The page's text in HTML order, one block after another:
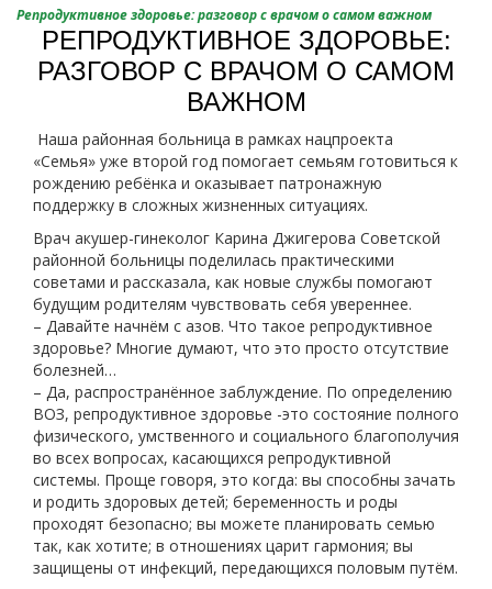
Репродуктивное здоровье: разговор с врачом о самом важном
РЕПРОДУКТИВНОЕ ЗДОРОВЬЕ:
РАЗГОВОР С ВРАЧОМ О САМОМ
ВАЖНОМ
Наша районная больница в рамках нацпроекта
«Семья» уже второй год помогает семьям готовиться к
рождению ребёнка и оказывает патронажную
поддержку в сложных жизненных ситуациях.
Врач акушер-гинеколог Карина Джигерова Советской
районной больницы поделилась практическими
советами и рассказала, как новые службы помогают
будущим родителям чувствовать себя увереннее.
– Давайте начнём с азов. Что такое репродуктивное
здоровье? Многие думают, что это просто отсутствие
болезней…
– Да, распространённое заблуждение. По определению
ВОЗ, репродуктивное здоровье -это состояние полного
физического, умственного и социального благополучия
во всех вопросах, касающихся репродуктивной
системы. Проще говоря, это когда: вы способны зачать
и родить здоровых детей; беременность и роды
проходят безопасно; вы можете планировать семью
так, как хотите; в отношениях царит гармония; вы
защищены от инфекций, передающихся половым путём.